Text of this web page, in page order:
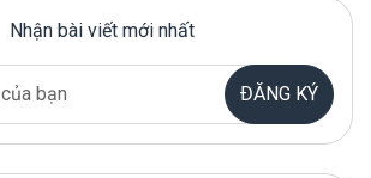
Nhận bài viết mới nhất
ĐĂNG KÝ